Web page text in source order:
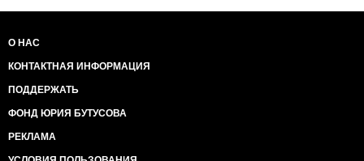
О НАС
КОНТАКТНАЯ ИНФОРМАЦИЯ
ПОДДЕРЖАТЬ
ФОНД ЮРИЯ БУТУСОВА
РЕКЛАМА